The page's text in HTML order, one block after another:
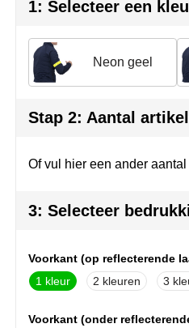
Sleutelhangers &
Snoepgoed
Tassen
Veiligheid, auto & fiets
Herr Bert Antistress
Hydro Flask
Join the pipe
Kambukka
Marvin's
Voetbal, EK en WK
Winter
Zomer
1: Selecteer een
Neon geel
Stap 2: Aantal
Of vul hier een ander aantal
3: Selecteer
Voorkant (op reflecterende
1
2 3
Voorkant (onder